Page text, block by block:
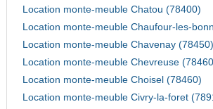
Location monte-meuble Chatou (78400)
Location monte-meuble Chaufour-les-
Location monte-meuble Chavenay (78450)
Location monte-meuble Chevreuse
Location monte-meuble Choisel (78460)
Location monte-meuble Civry-la-foret